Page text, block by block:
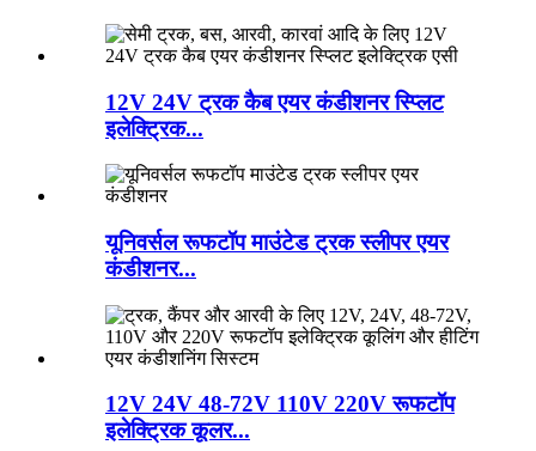
12V 24V ट्रक कैब एयर कंडीशनर स्प्लिट
इलेक्ट्रिक...
यूनिवर्सल रूफटॉप माउंटेड ट्रक स्लीपर एयर
कंडीशनर...
12V 24V 48-72V 110V 220V रूफटॉप
इलेक्ट्रिक कूलर...